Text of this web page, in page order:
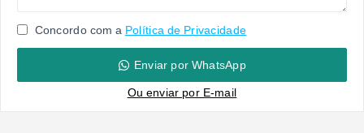
Concordo com a Política de Privacidade
Enviar por WhatsApp
Ou enviar por E-mail